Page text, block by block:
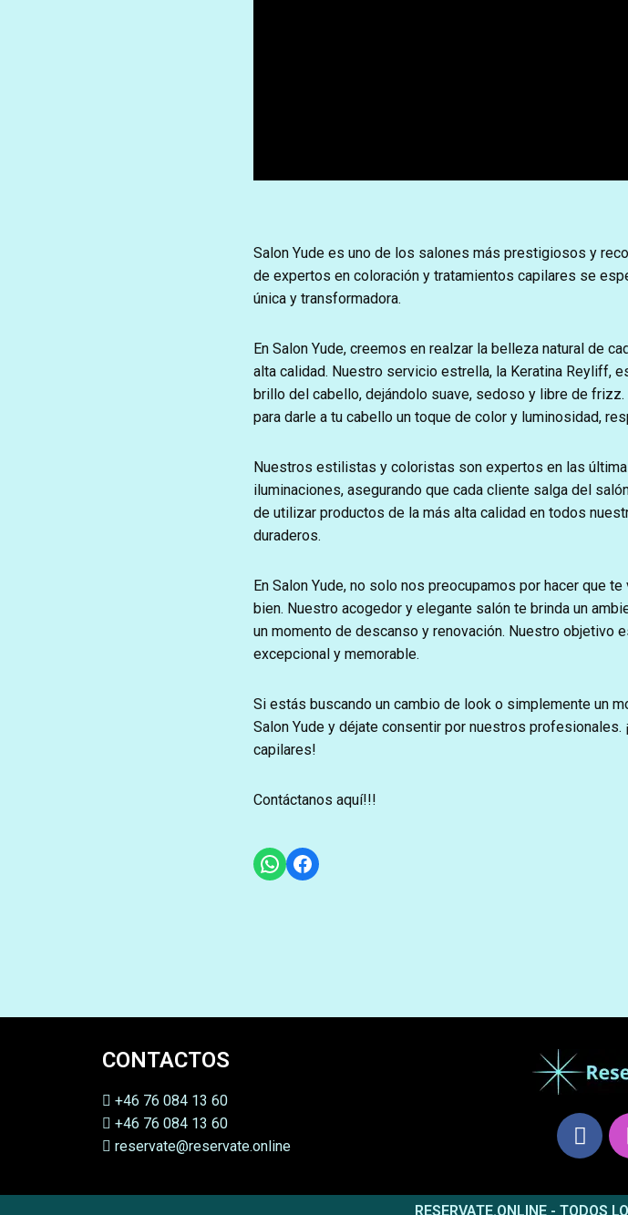
Salon Yude es uno de los salones más prestigiosos y
de expertos en coloración y tratamientos capilares se
única y transformadora.
En Salon Yude, creemos en realzar la belleza natural de
alta calidad. Nuestro servicio estrella, la Keratina Reyliff,
brillo del cabello, dejándolo suave, sedoso y libre de
para darle a tu cabello un toque de color y luminosidad,
Nuestros estilistas y coloristas son expertos en las
iluminaciones, asegurando que cada cliente salga del
de utilizar productos de la más alta calidad en todos
duraderos.
En Salon Yude, no solo nos preocupamos por hacer que
bien. Nuestro acogedor y elegante salón te brinda un
un momento de descanso y renovación. Nuestro objetivo
excepcional y memorable.
Si estás buscando un cambio de look o simplemente un
Salon Yude y déjate consentir por nuestros profesionales.
capilares!
Contáctanos aquí!!!
CONTACTOS
+46 76 084 13 60
+46 76 084 13 60
reservate@reservate.online
RESERVATE.ONLINE - TODOS